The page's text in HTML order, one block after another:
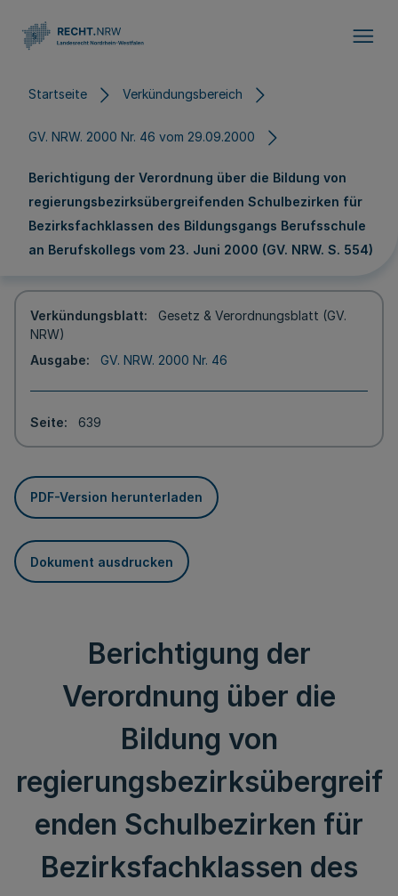
Startseite Verkündungsbereich
GV. NRW. 2000 Nr. 46 vom 29.09.2000
Berichtigung der Verordnung über die Bildung von
regierungsbezirksübergreifenden Schulbezirken für
Bezirksfachklassen des Bildungsgangs Berufsschule
an Berufskollegs vom 23. Juni 2000 (GV. NRW. S. 554)
Verkündungsblatt
Gesetz & Verordnungsblatt (GV.
NRW)
Ausgabe
GV. NRW. 2000 Nr. 46
Seite 639
PDF-Version herunterladen
Dokument ausdrucken
Berichtigung der
Verordnung über die
Bildung von
regierungsbezirksübergreif
enden Schulbezirken für
Bezirksfachklassen des